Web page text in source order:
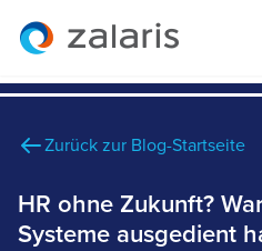
Zurück zur Blog-Startseite
HR ohne Zukunft?
Systeme ausgedient